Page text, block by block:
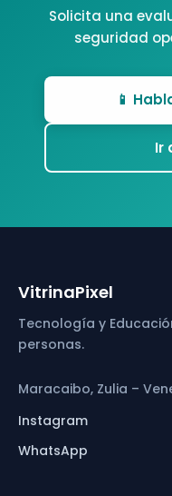
Solicita una
seguridad
📱
Ir
VitrinaPixel
Tecnología y
personas.
Maracaibo, Zulia –
Instagram
WhatsApp